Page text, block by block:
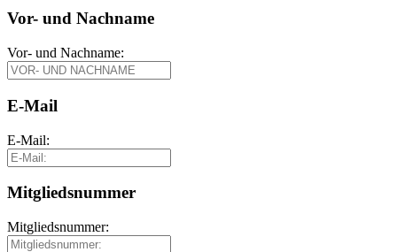
Vor- und Nachname
Vor- und Nachname:
E-Mail
E-Mail:
Mitgliedsnummer
Mitgliedsnummer: